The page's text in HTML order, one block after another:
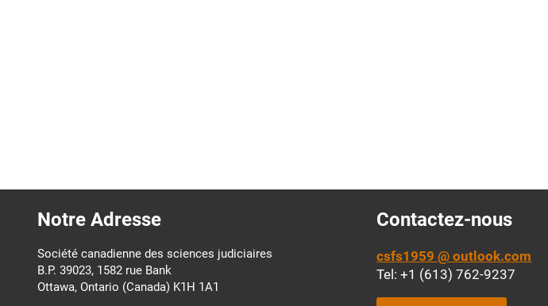
Notre Adresse
Société canadienne des sciences judiciaires
B.P. 39023, 1582 rue Bank
Ottawa, Ontario (Canada) K1H 1A1
Contactez-nous
csfs1959 @ outlook.com
Tel: +1 (613) 762-9237